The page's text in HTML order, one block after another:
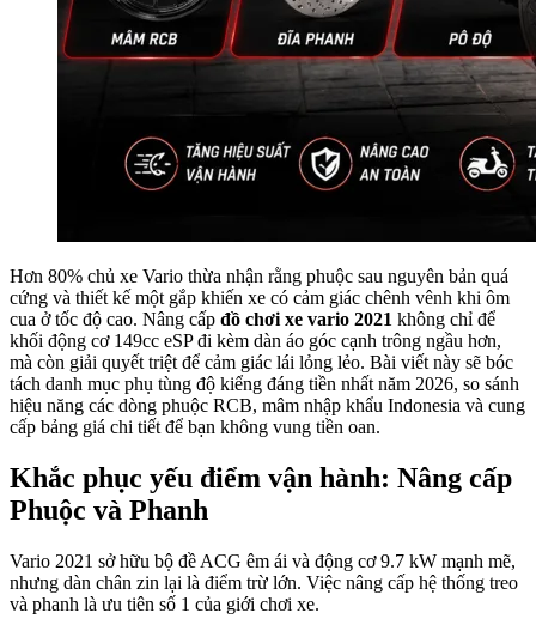
Hơn 80% chủ xe Vario thừa nhận rằng phuộc sau nguyên bản quá
cứng và thiết kế một gắp khiến xe có cảm giác chênh vênh khi ôm
cua ở tốc độ cao. Nâng cấp đồ chơi xe vario 2021 không chỉ để
khối động cơ 149cc eSP đi kèm dàn áo góc cạnh trông ngầu hơn,
mà còn giải quyết triệt để cảm giác lái lỏng lẻo. Bài viết này sẽ bóc
tách danh mục phụ tùng độ kiểng đáng tiền nhất năm 2026, so sánh
hiệu năng các dòng phuộc RCB, mâm nhập khẩu Indonesia và cung
cấp bảng giá chi tiết để bạn không vung tiền oan.
Khắc phục yếu điểm vận hành: Nâng cấp
Phuộc và Phanh
Vario 2021 sở hữu bộ đề ACG êm ái và động cơ 9.7 kW mạnh mẽ,
nhưng dàn chân zin lại là điểm trừ lớn. Việc nâng cấp hệ thống treo
và phanh là ưu tiên số 1 của giới chơi xe.